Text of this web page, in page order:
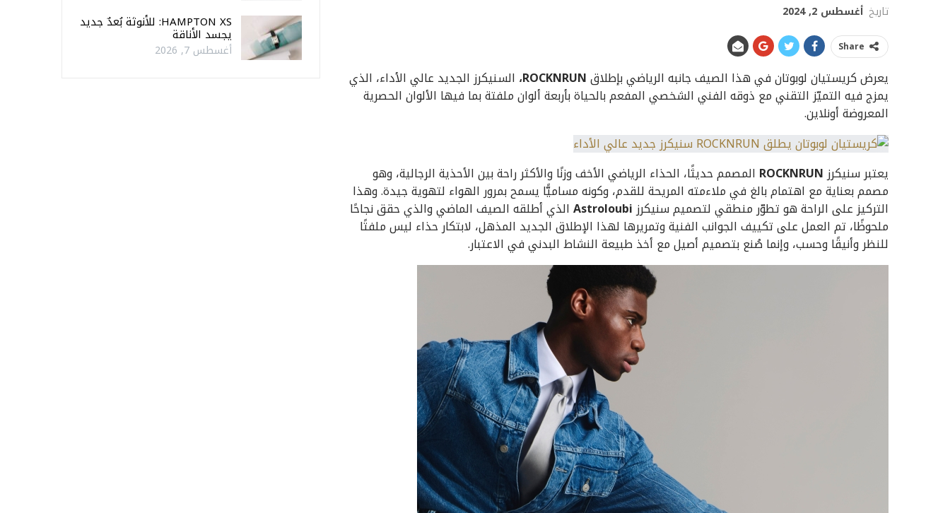
تاريخ أغسطس 2, 2024
Share
يعرض كريستيان لوبوتان في هذا الصيف جانبه الرياضي بإطلاقROCKNRUN، السنيكرز الجديد عالي الأداء، الذي
يمزج فيه التميّز التقني مع ذوقه الفني الشخصي المفعم بالحياة بأربعة ألوان ملفتة بما فيها الألوان الحصرية
المعروضة أونلاين.
يعتبر سنيكرزROCKNRUN المصمم حديثًا، الحذاء الرياضي الأخف وزنًا والأكثر راحة بين الأحذية الرجالية، وهو
مصمم بعناية مع اهتمام بالغ في ملاءمته المريحة للقدم، وكونه مساميًّا يسمح بمرور الهواء لتهوية جيدة. وهذا
التركيز على الراحة هو تطوّر منطقي لتصميم سنيكرزAstroloubiالذي أطلقه الصيف الماضي والذي حقق نجاحًا
ملحوظًا، تم العمل على تكييف الجوانب الفنية وتمريرها لهذا الإطلاق الجديد المذهل، لابتكار حذاء ليس ملفتًا
للنظر وأنيقًا وحسب، وإنما صُنع بتصميم أصيل مع أخذ طبيعة النشاط البدني في الاعتبار.
HAMPTON XS: للأنوثة بُعدٌ جديد
يجسد الأناقة
أغسطس 7, 2026